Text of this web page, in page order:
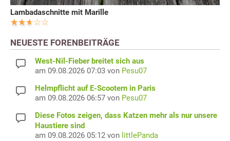
Lambadaschnitte mit Marille
NEUESTE FORENBEITRÄGE
West-Nil-Fieber breitet sich aus
am 09.08.2026 07:03 von Pesu07
Helmpflicht auf E-Scootern in Paris
am 09.08.2026 06:57 von Pesu07
Diese Fotos zeigen, dass Katzen mehr als nur unsere
Haustiere sind
am 09.08.2026 05:12 von littlePanda